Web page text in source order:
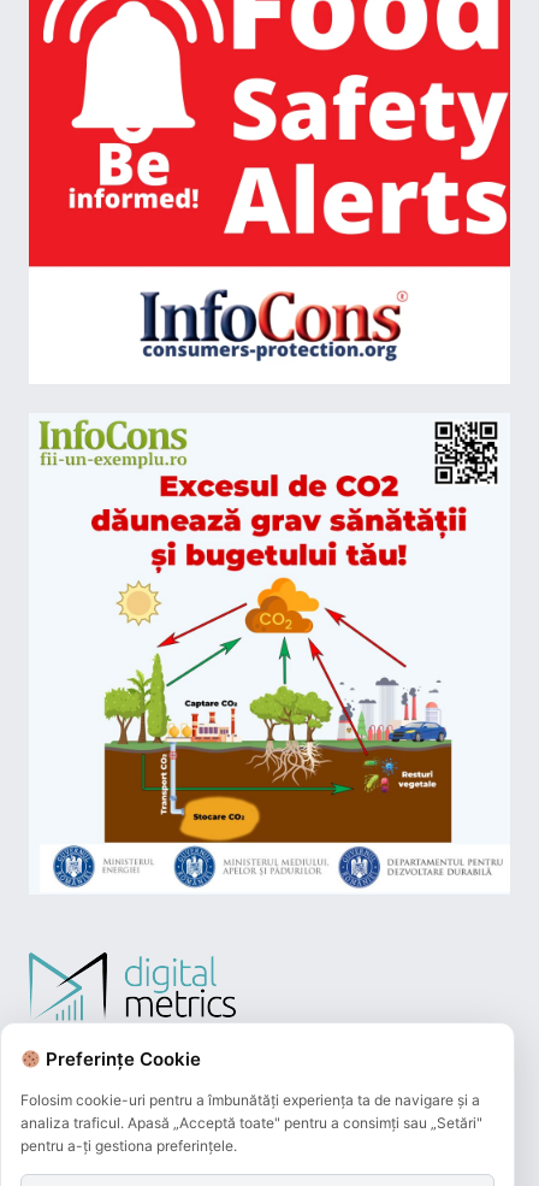
Preferințe Cookie
Folosim cookie-uri pentru a îmbunătăți experiența ta de navigare și a
analiza traficul. Apasă „Acceptă toate" pentru a consimți sau „Setări"
pentru a-ți gestiona preferințele.